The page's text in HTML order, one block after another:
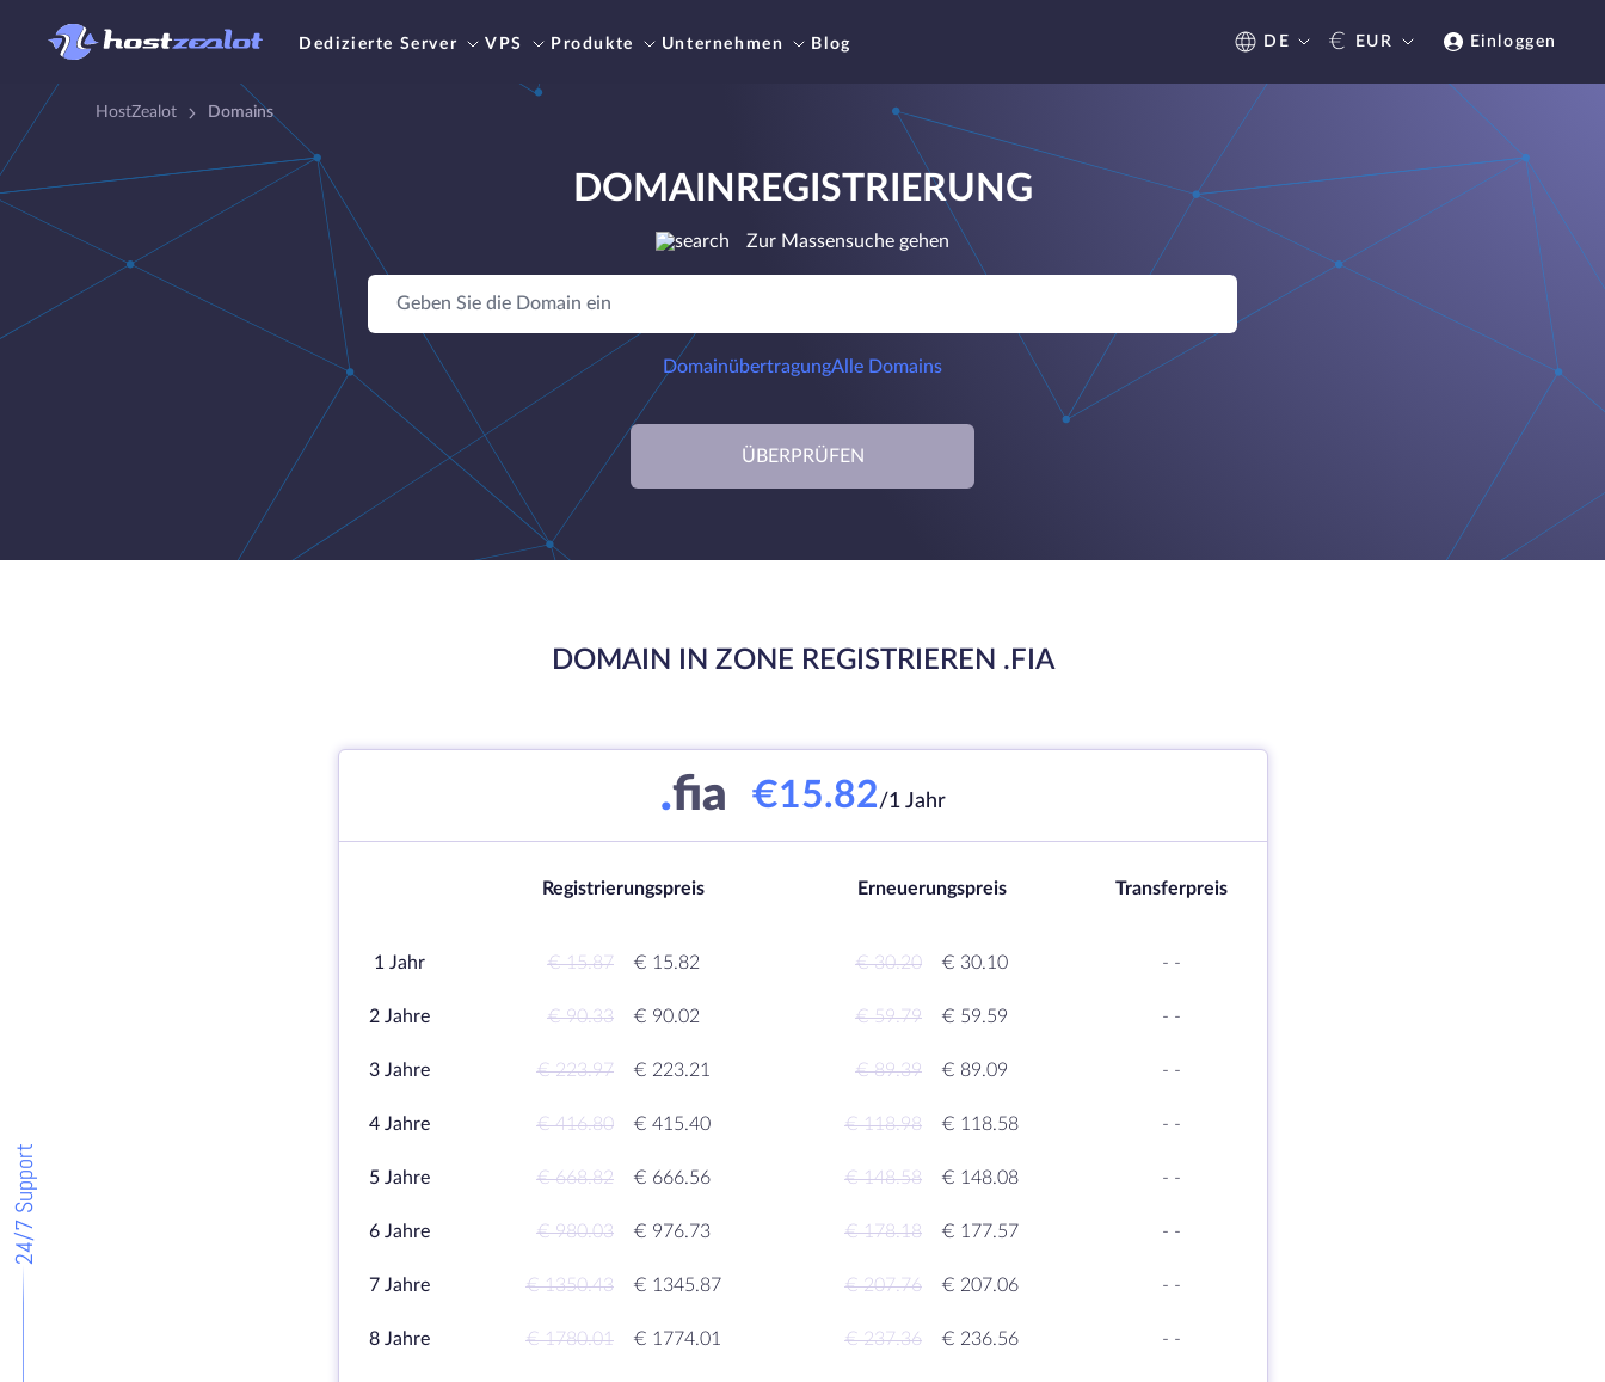
Dedizierte Server VPS Produkte Unternehmen Blog DE € EUR Einloggen
24/7 Support
HostZealot Domains
DOMAINREGISTRIERUNG
Zur Massensuche gehen
DomainübertragungAlle Domains
ÜBERPRÜFEN
DOMAIN IN ZONE REGISTRIEREN .FIA
.fia €15.82/1 Jahr
Registrierungspreis Erneuerungspreis Transferpreis
1 Jahr € 15.87 € 15.82 € 30.20 € 30.10 - -
2 Jahre € 90.33 € 90.02 € 59.79 € 59.59 - -
3 Jahre € 223.97 € 223.21 € 89.39 € 89.09 - -
4 Jahre € 416.80 € 415.40 € 118.98 € 118.58 - -
5 Jahre € 668.82 € 666.56 € 148.58 € 148.08 - -
6 Jahre € 980.03 € 976.73 € 178.18 € 177.57 - -
7 Jahre € 1350.43 € 1345.87 € 207.76 € 207.06 - -
8 Jahre € 1780.01 € 1774.01 € 237.36 € 236.56 - -